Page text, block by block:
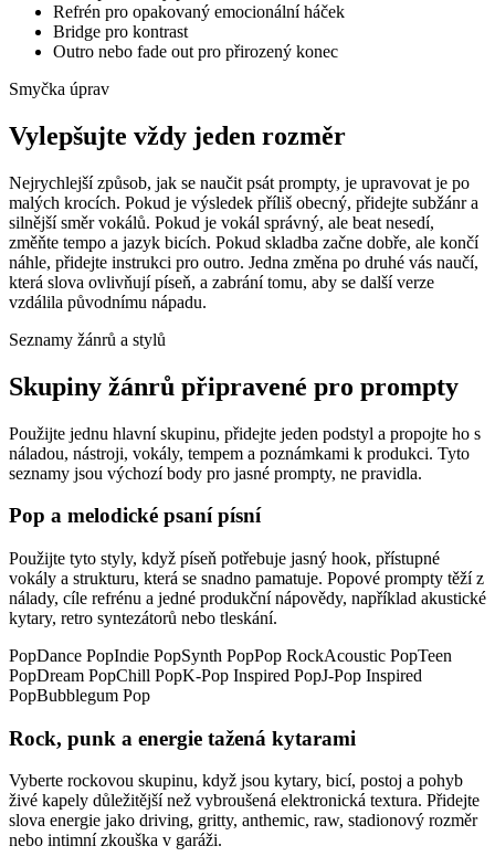
Refrén pro opakovaný emocionální háček
Bridge pro kontrast
Outro nebo fade out pro přirozený konec
Smyčka úprav
Vylepšujte vždy jeden rozměr
Nejrychlejší způsob, jak se naučit psát prompty, je upravovat je po
malých krocích. Pokud je výsledek příliš obecný, přidejte subžánr a
silnější směr vokálů. Pokud je vokál správný, ale beat nesedí,
změňte tempo a jazyk bicích. Pokud skladba začne dobře, ale končí
náhle, přidejte instrukci pro outro. Jedna změna po druhé vás naučí,
která slova ovlivňují píseň, a zabrání tomu, aby se další verze
vzdálila původnímu nápadu.
Seznamy žánrů a stylů
Skupiny žánrů připravené pro prompty
Použijte jednu hlavní skupinu, přidejte jeden podstyl a propojte ho s
náladou, nástroji, vokály, tempem a poznámkami k produkci. Tyto
seznamy jsou výchozí body pro jasné prompty, ne pravidla.
Pop a melodické psaní písní
Použijte tyto styly, když píseň potřebuje jasný hook, přístupné
vokály a strukturu, která se snadno pamatuje. Popové prompty těží z
nálady, cíle refrénu a jedné produkční nápovědy, například akustické
kytary, retro syntezátorů nebo tleskání.
PopDance PopIndie PopSynth PopPop RockAcoustic PopTeen
PopDream PopChill PopK-Pop Inspired PopJ-Pop Inspired
PopBubblegum Pop
Rock, punk a energie tažená kytarami
Vyberte rockovou skupinu, když jsou kytary, bicí, postoj a pohyb
živé kapely důležitější než vybroušená elektronická textura. Přidejte
slova energie jako driving, gritty, anthemic, raw, stadionový rozměr
nebo intimní zkouška v garáži.